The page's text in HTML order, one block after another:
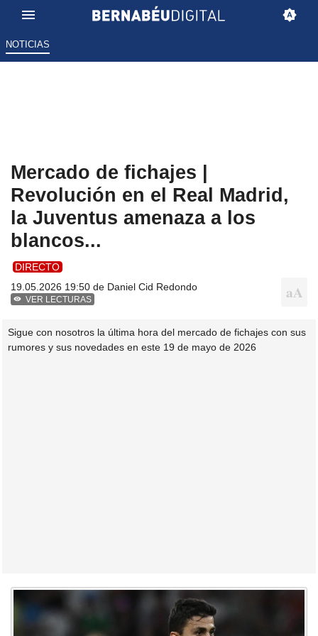
NOTICIAS
Mercado de fichajes |
Revolución en el Real Madrid,
la Juventus amenaza a los
blancos...
DIRECTO
19.05.2026 19:50 de Daniel Cid Redondo
VER LECTURAS
Sigue con nosotros la última hora del mercado de fichajes con sus
rumores y sus novedades en este 19 de mayo de 2026